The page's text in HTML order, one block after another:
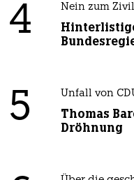
4 Nein zum
5 Unfall von
Thomas
Dröhnung